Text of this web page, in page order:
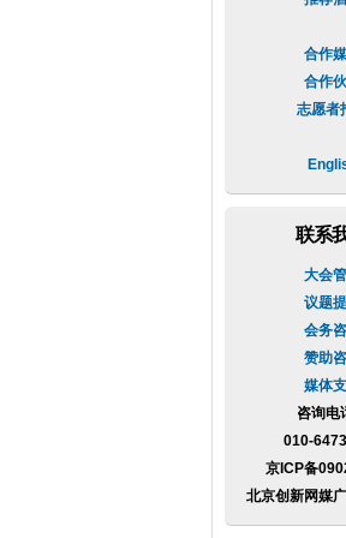
合作
合作
志愿者
联系
大会
议题
会务
赞助
媒体
咨询电
010-
京ICP备
北京创新网媒